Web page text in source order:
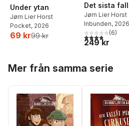
Under ytan
Jørn Lier Horst
Pocket, 2026
69 kr99 kr
Det sista
Jørn Lier Horst
Inbunden, 2026
3,8utav 5(6)
249 kr
Mer från samma serie